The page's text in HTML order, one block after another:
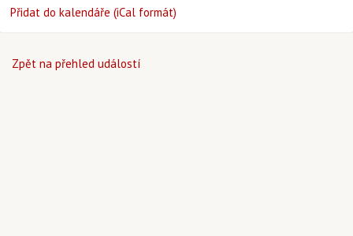
Přidat do kalendáře (iCal formát)
Zpět na přehled událostí